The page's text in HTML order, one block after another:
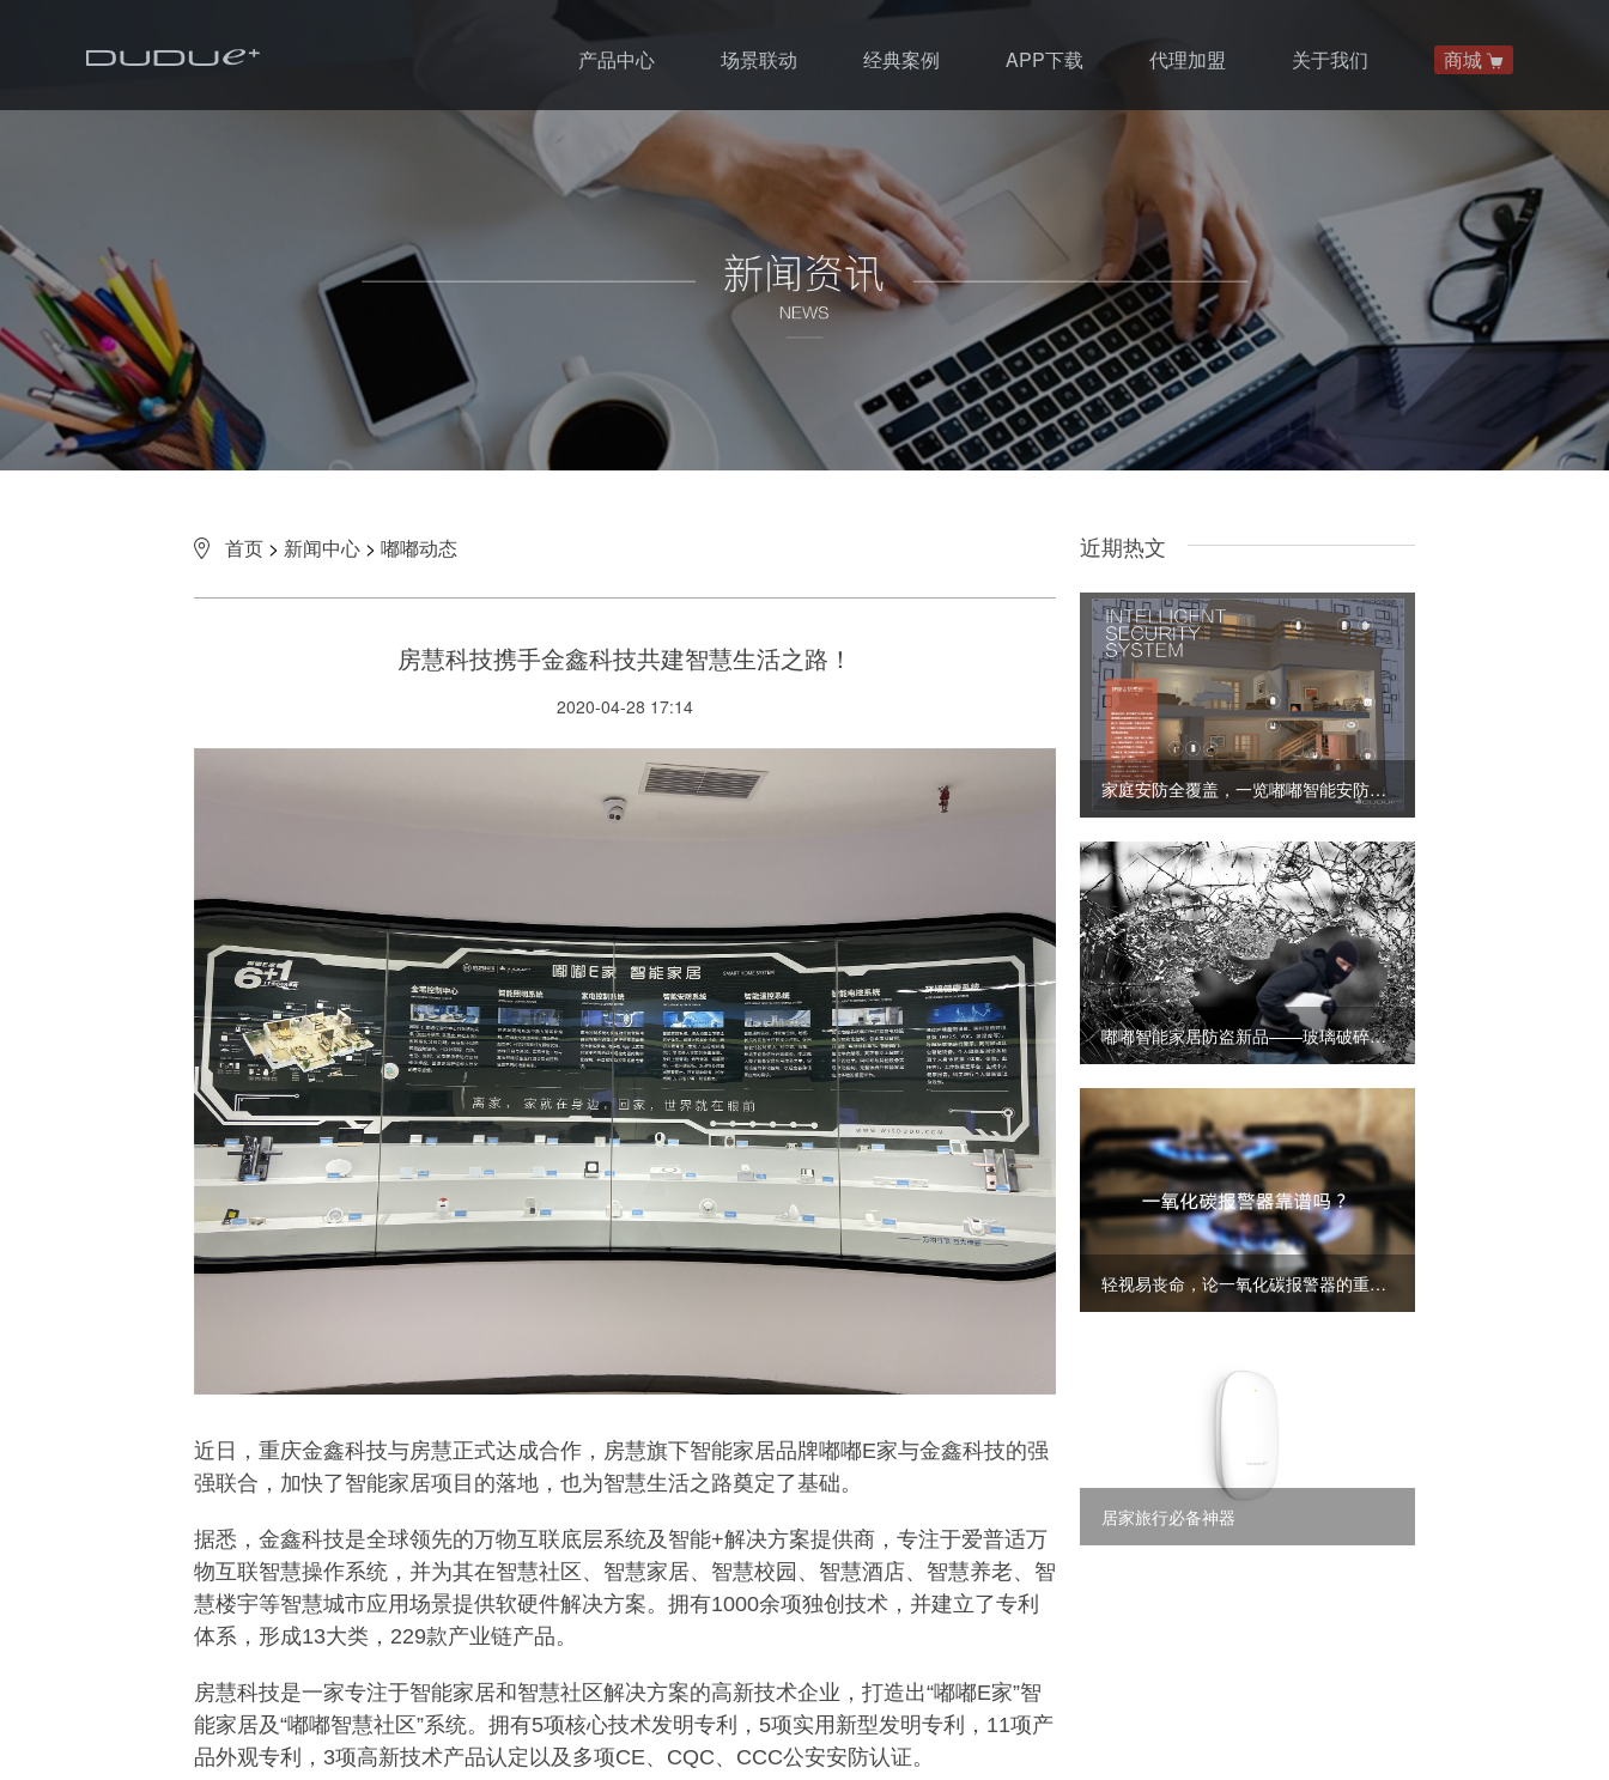
产品中心 场景联动 经典案例 APP下载 代理加盟 关于我们 商城
首页 > 新闻中心 > 嘟嘟动态
房慧科技携手金鑫科技共建智慧生活之路！
2020-04-28 17:14
近日，重庆金鑫科技与房慧正式达成合作，房慧旗下智能家居品牌嘟嘟E家与金鑫科技的强
强联合，加快了智能家居项目的落地，也为智慧生活之路奠定了基础。
据悉，金鑫科技是全球领先的万物互联底层系统及智能+解决方案提供商，专注于爱普适万
物互联智慧操作系统，并为其在智慧社区、智慧家居、智慧校园、智慧酒店、智慧养老、智
慧楼宇等智慧城市应用场景提供软硬件解决方案。拥有1000余项独创技术，并建立了专利
体系，形成13大类，229款产业链产品。
房慧科技是一家专注于智能家居和智慧社区解决方案的高新技术企业， 打造出“嘟嘟E家”智
能家居及“嘟嘟智慧社区”系统。拥有5项核心技术发明专利，5项实用新型发明专利，11项产
品外观专利，3项高新技术产品认定以及多项CE、CQC、CCC公安安防认证。
近期热文
家庭安防全覆盖，一览嘟嘟智能安防新产品
嘟嘟智能家居防盗新品——玻璃破碎报警器
轻视易丧命，论一氧化碳报警器的重要性
居家旅行必备神器